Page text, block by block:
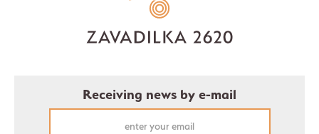
Receiving news by e-mail